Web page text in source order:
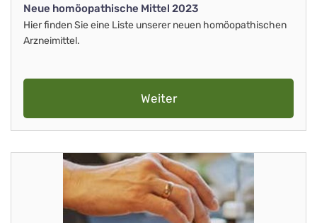
Neue homöopathische Mittel 2023
Hier finden Sie eine Liste unserer neuen homöopathischen
Arzneimittel.
Weiter